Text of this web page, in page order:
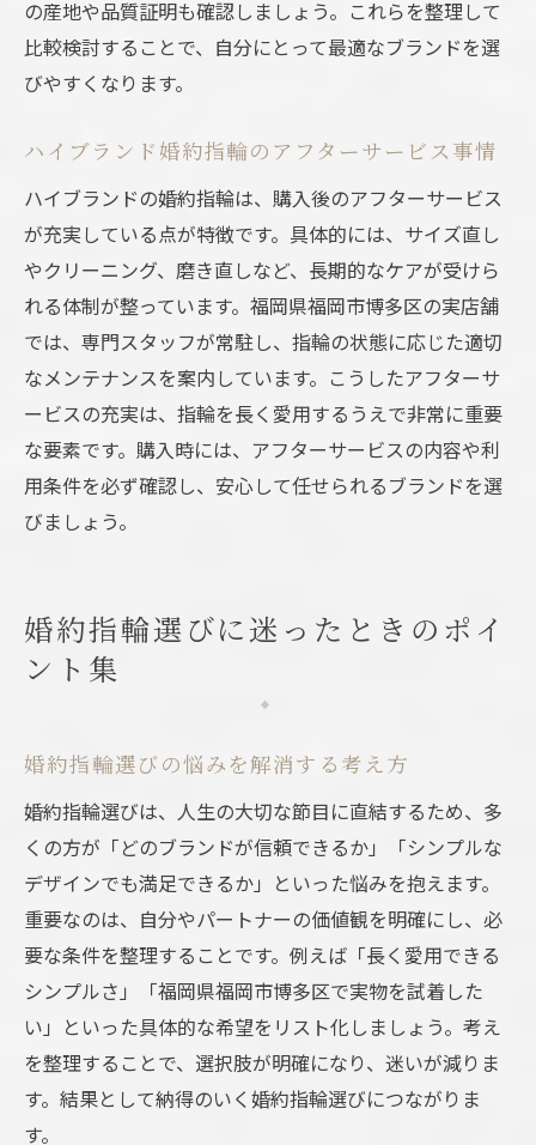
の産地や品質証明も確認しましょう。これらを整理して
比較検討することで、自分にとって最適なブランドを選
びやすくなります。
ハイブランド婚約指輪のアフターサービス事情
ハイブランドの婚約指輪は、購入後のアフターサービス
が充実している点が特徴です。具体的には、サイズ直し
やクリーニング、磨き直しなど、長期的なケアが受けら
れる体制が整っています。福岡県福岡市博多区の実店舗
では、専門スタッフが常駐し、指輪の状態に応じた適切
なメンテナンスを案内しています。こうしたアフターサ
ービスの充実は、指輪を長く愛用するうえで非常に重要
な要素です。購入時には、アフターサービスの内容や利
用条件を必ず確認し、安心して任せられるブランドを選
びましょう。
婚約指輪選びに迷ったときのポイ
ント集
婚約指輪選びの悩みを解消する考え方
婚約指輪選びは、人生の大切な節目に直結するため、多
くの方が「どのブランドが信頼できるか」「シンプルな
デザインでも満足できるか」といった悩みを抱えます。
重要なのは、自分やパートナーの価値観を明確にし、必
要な条件を整理することです。例えば「長く愛用できる
シンプルさ」「福岡県福岡市博多区で実物を試着した
い」といった具体的な希望をリスト化しましょう。考え
を整理することで、選択肢が明確になり、迷いが減りま
す。結果として納得のいく婚約指輪選びにつながりま
す。